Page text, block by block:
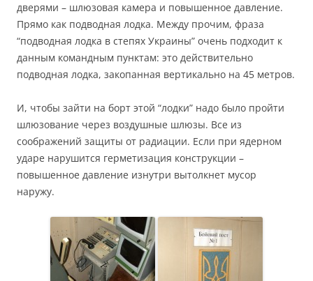
дверями – шлюзовая камера и повышенное давление.
Прямо как подводная лодка. Между прочим, фраза
“подводная лодка в степях Украины” очень подходит к
данным командным пунктам: это действительно
подводная лодка, закопанная вертикально на 45 метров.
И, чтобы зайти на борт этой “лодки” надо было пройти
шлюзование через воздушные шлюзы. Все из
соображений защиты от радиации. Если при ядерном
ударе нарушится герметизация конструкции –
повышенное давление изнутри вытолкнет мусор
наружу.